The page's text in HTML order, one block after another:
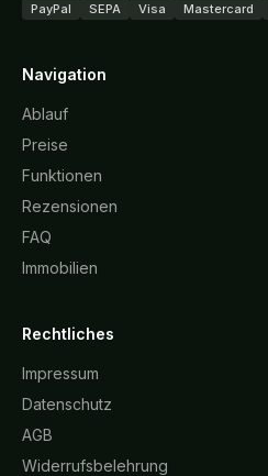
PayPal SEPA Visa Mastercard
Navigation
Ablauf
Preise
Funktionen
Rezensionen
FAQ
Immobilien
Rechtliches
Impressum
Datenschutz
AGB
Widerrufsbelehrung